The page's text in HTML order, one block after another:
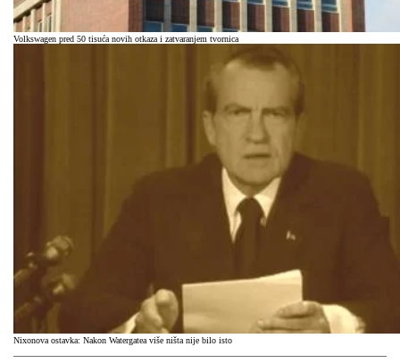
Volkswagen pred 50 tisuća novih otkaza i zatvaranjem tvornica
Nixonova ostavka: Nakon Watergatea više ništa nije bilo isto